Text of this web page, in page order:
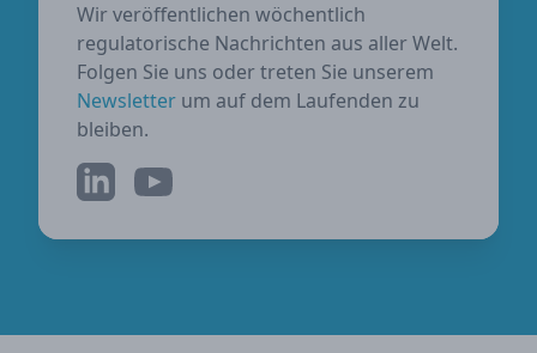
Wir veröffentlichen wöchentlich
regulatorische Nachrichten aus aller Welt.
Folgen Sie uns oder treten Sie unserem
Newsletter um auf dem Laufenden zu
bleiben.
LinkedInYouTube